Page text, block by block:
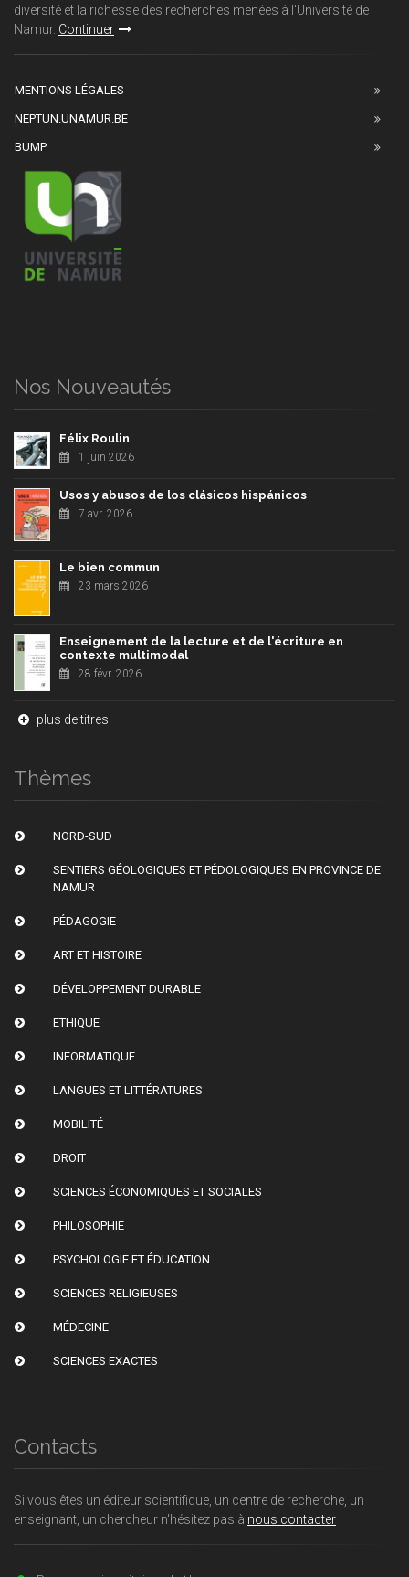
diversité et la richesse des recherches menées à l'Université de
Namur. Continuer
MENTIONS LÉGALES
NEPTUN.UNAMUR.BE
BUMP
Nos Nouveautés
Félix Roulin
1 juin 2026
Usos y abusos de los clásicos hispánicos
7 avr. 2026
Le bien commun
23 mars 2026
Enseignement de la lecture et de l'écriture en
contexte multimodal
28 févr. 2026
plus de titres
Thèmes
NORD-SUD
SENTIERS GÉOLOGIQUES ET PÉDOLOGIQUES EN PROVINCE DE
NAMUR
PÉDAGOGIE
ART ET HISTOIRE
DÉVELOPPEMENT DURABLE
ETHIQUE
INFORMATIQUE
LANGUES ET LITTÉRATURES
MOBILITÉ
DROIT
SCIENCES ÉCONOMIQUES ET SOCIALES
PHILOSOPHIE
PSYCHOLOGIE ET ÉDUCATION
SCIENCES RELIGIEUSES
MÉDECINE
SCIENCES EXACTES
Contacts
Si vous êtes un éditeur scientifique, un centre de recherche, un
enseignant, un chercheur n'hésitez pas à nous contacter